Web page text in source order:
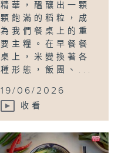
精華，醞釀出一顆
顆飽滿的稻粒，成
為我們餐桌上的重
要主糧。在早餐餐
桌上，米變換著各
種形態，飯團、...
19/06/2026
收看